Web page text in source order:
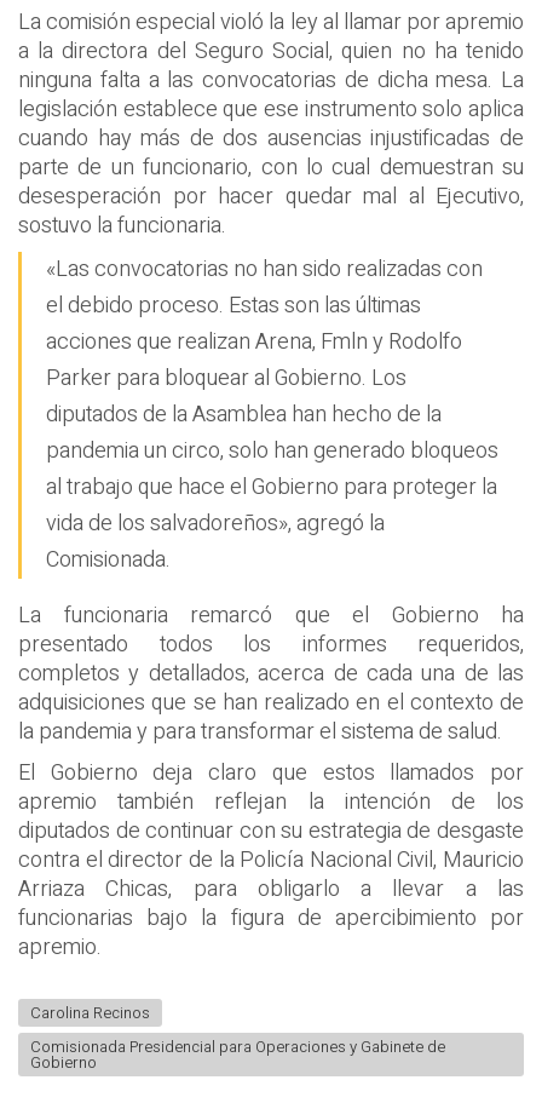
La comisión especial violó la ley al llamar por apremio
a la directora del Seguro Social, quien no ha tenido
ninguna falta a las convocatorias de dicha mesa. La
legislación establece que ese instrumento solo aplica
cuando hay más de dos ausencias injustificadas de
parte de un funcionario, con lo cual demuestran su
desesperación por hacer quedar mal al Ejecutivo,
sostuvo la funcionaria.
«Las convocatorias no han sido realizadas con
el debido proceso. Estas son las últimas
acciones que realizan Arena, Fmln y Rodolfo
Parker para bloquear al Gobierno. Los
diputados de la Asamblea han hecho de la
pandemia un circo, solo han generado bloqueos
al trabajo que hace el Gobierno para proteger la
vida de los salvadoreños», agregó la
Comisionada.
La funcionaria remarcó que el Gobierno ha
presentado todos los informes requeridos,
completos y detallados, acerca de cada una de las
adquisiciones que se han realizado en el contexto de
la pandemia y para transformar el sistema de salud.
El Gobierno deja claro que estos llamados por
apremio también reflejan la intención de los
diputados de continuar con su estrategia de desgaste
contra el director de la Policía Nacional Civil, Mauricio
Arriaza Chicas, para obligarlo a llevar a las
funcionarias bajo la figura de apercibimiento por
apremio.
Carolina Recinos
Comisionada Presidencial para Operaciones y Gabinete de
Gobierno